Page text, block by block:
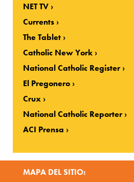
NET TV
Currents
The Tablet
Catholic New York
National Catholic Register
El Pregonero
Crux
National Catholic Reporter
ACI Prensa
MAPA DEL SITIO: